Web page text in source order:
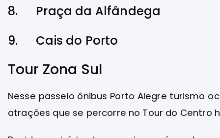
8. Praça da Alfândega
9. Cais do Porto
Tour Zona Sul
Nesse passeio ônibus Porto Alegre turismo
atrações que se percorre no Tour do Centro